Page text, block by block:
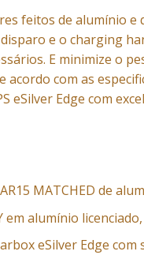
feitos de alumínio
e o charging
E minimize o
acordo com as
eSilver Edge com
MATCHED de
em alumínio
eSilver Edge